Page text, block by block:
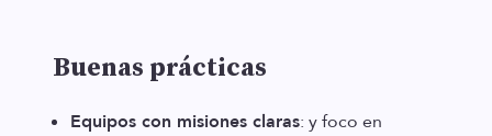
Buenas prácticas
Equipos con misiones claras: y foco en